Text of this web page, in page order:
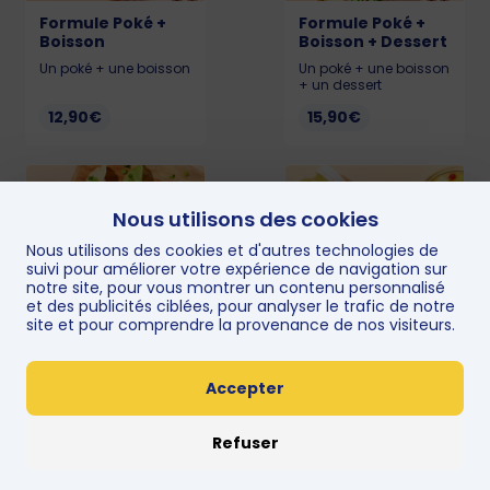
Formule Poké +
Boisson
Un poké + une boisson
12,90€
Formule Poké +
Boisson + Dessert
Un poké + une boisson
+ un dessert
15,90€
Formule Poké +
Formule Smart 🌈
Nous utilisons des cookies
Nous utilisons des cookies et d'autres technologies de
suivi pour améliorer votre expérience de navigation sur
notre site, pour vous montrer un contenu personnalisé
et des publicités ciblées, pour analyser le trafic de notre
site et pour comprendre la provenance de nos visiteurs.
Accepter
Refuser